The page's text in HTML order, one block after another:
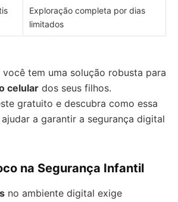
Exploração completa por dias
limitados
tem uma solução robusta para
celular dos seus filhos.
gratuito e descubra como essa
a garantir a segurança digital
na Segurança Infantil
no ambiente digital exige